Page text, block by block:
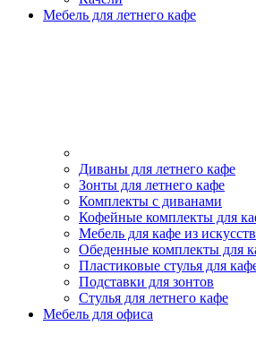
Мебель для летнего кафе
Диваны для летнего кафе
Зонты для летнего кафе
Комплекты с диванами
Кофейные комплекты для
Мебель для кафе из
Обеденные комплекты для
Пластиковые стулья для
Подставки для зонтов
Стулья для летнего кафе
Мебель для офиса